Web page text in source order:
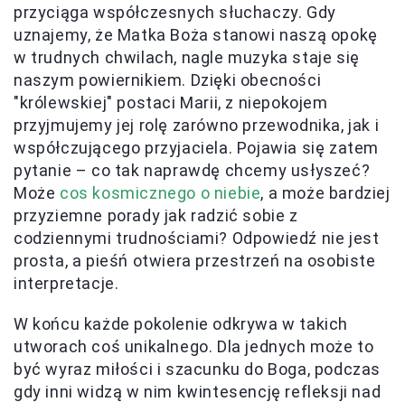
przyciąga współczesnych słuchaczy. Gdy
uznajemy, że Matka Boża stanowi naszą opokę
w trudnych chwilach, nagle muzyka staje się
naszym powiernikiem. Dzięki obecności
"królewskiej" postaci Marii, z niepokojem
przyjmujemy jej rolę zarówno przewodnika, jak i
współczującego przyjaciela. Pojawia się zatem
pytanie – co tak naprawdę chcemy usłyszeć?
Może cos kosmicznego o niebie, a może bardziej
przyziemne porady jak radzić sobie z
codziennymi trudnościami? Odpowiedź nie jest
prosta, a pieśń otwiera przestrzeń na osobiste
interpretacje.
W końcu każde pokolenie odkrywa w takich
utworach coś unikalnego. Dla jednych może to
być wyraz miłości i szacunku do Boga, podczas
gdy inni widzą w nim kwintesencję refleksji nad